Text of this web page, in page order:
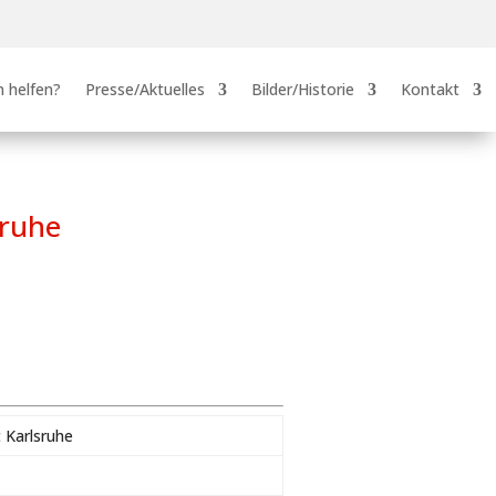
helfen? Presse/Aktuelles Bilder/Historie Kontakt